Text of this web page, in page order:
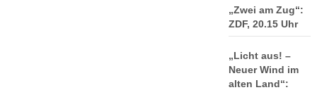
„Zwei am Zug“:
ZDF, 20.15 Uhr
„Licht aus! –
Neuer Wind im
alten Land“: